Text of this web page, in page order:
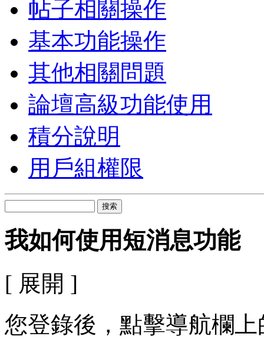
帖子相關操作
基本功能操作
其他相關問題
論壇高級功能使用
積分說明
用戶組權限
搜索
我如何使用短消息功能
[ 展開 ]
您登錄後，點擊導航欄